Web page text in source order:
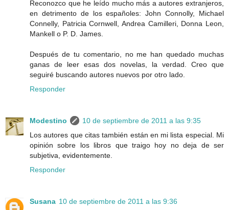
Reconozco que he leído mucho más a autores extranjeros,
en detrimento de los españoles: John Connolly, Michael
Connelly, Patricia Cornwell, Andrea Camilleri, Donna Leon,
Mankell o P. D. James.
Después de tu comentario, no me han quedado muchas
ganas de leer esas dos novelas, la verdad. Creo que
seguiré buscando autores nuevos por otro lado.
Responder
Modestino
10 de septiembre de 2011 a las 9:35
Los autores que citas también están en mi lista especial. Mi
opinión sobre los libros que traigo hoy no deja de ser
subjetiva, evidentemente.
Responder
Susana 10 de septiembre de 2011 a las 9:36